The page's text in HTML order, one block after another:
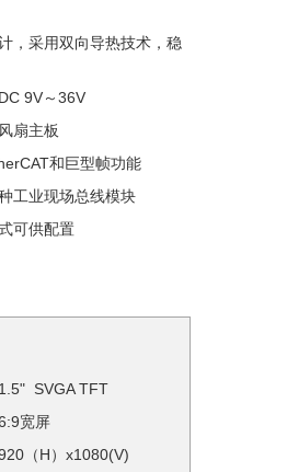
，采用双向导热技术，稳
9V～36V
扇主板
和巨型帧功能
工业现场总线模块
可供配置
SVGA TFT
宽屏
（H）x1080(V)